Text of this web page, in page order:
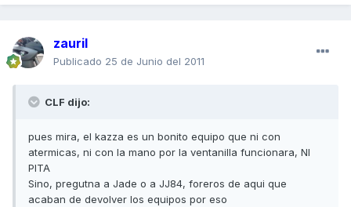
zauril
Publicado 25 de Junio del 2011
CLF dijo:
pues mira, el kazza es un bonito equipo que ni con
atermicas, ni con la mano por la ventanilla funcionara, NI
PITA
Sino, pregutna a Jade o a JJ84, foreros de aqui que
acaban de devolver los equipos por eso